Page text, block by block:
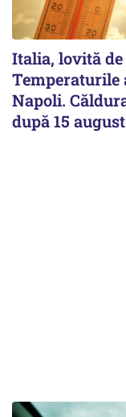
Italia, lovită
Temperaturile
Napoli.
după 15 august